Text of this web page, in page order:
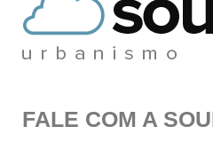
FALE COM A